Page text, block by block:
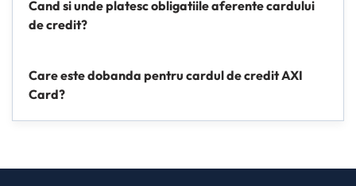
Cand si unde platesc obligatiile aferente cardului
de credit?
Care este dobanda pentru cardul de credit AXI
Card?